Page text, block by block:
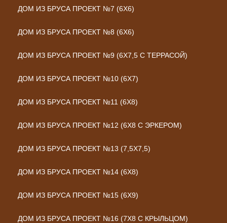
ДОМ ИЗ БРУСА ПРОЕКТ №7 (6Х6)
ДОМ ИЗ БРУСА ПРОЕКТ №8 (6Х6)
ДОМ ИЗ БРУСА ПРОЕКТ №9 (6Х7,5 С ТЕРРАСОЙ)
ДОМ ИЗ БРУСА ПРОЕКТ №10 (6Х7)
ДОМ ИЗ БРУСА ПРОЕКТ №11 (6Х8)
ДОМ ИЗ БРУСА ПРОЕКТ №12 (6Х8 С ЭРКЕРОМ)
ДОМ ИЗ БРУСА ПРОЕКТ №13 (7,5Х7,5)
ДОМ ИЗ БРУСА ПРОЕКТ №14 (6Х8)
ДОМ ИЗ БРУСА ПРОЕКТ №15 (6Х9)
ДОМ ИЗ БРУСА ПРОЕКТ №16 (7Х8 С КРЫЛЬЦОМ)